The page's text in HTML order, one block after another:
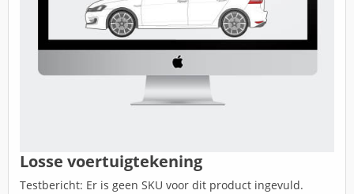
Losse voertuigtekening
Testbericht: Er is geen SKU voor dit product ingevuld.